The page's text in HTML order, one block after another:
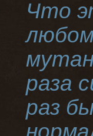
Что
раза
раз